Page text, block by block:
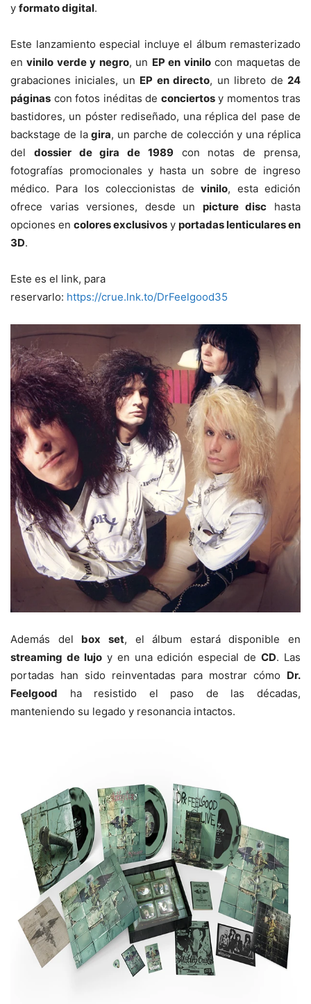
y formato digital.
Este lanzamiento especial incluye el álbum remasterizado
envinilo verde y negro, un EP en vinilocon maquetas de
grabaciones iniciales, un EP en directo, un libreto de24
páginas con fotos inéditas de conciertosy momentos tras
bastidores, un póster rediseñado, una réplica del pase de
backstage de lagira, un parche de colección y una réplica
del dossier de gira de 1989con notas de prensa,
fotografías promocionales y hasta un sobre de ingreso
médico. Para los coleccionistas devinilo, esta edición
ofrece varias versiones, desde un picture disc hasta
opciones en colores exclusivos y portadas lenticulares en
3D.
Este es el link, para
reservarlo: https://crue.lnk.to/DrFeelgood35
Además del box set, el álbum estará disponible en
streaming de lujoy en una edición especial deCD. Las
portadas han sido reinventadas para mostrar cómo Dr.
Feelgood ha resistido el paso de las décadas,
manteniendo su legado y resonancia intactos.